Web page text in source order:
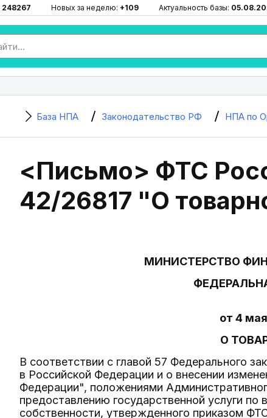
248267 Новых за неделю: +109 Актуальность базы:
База НПА Законодательство РФ НПА по
<Письмо> ФТС
42/26817 "О
МИНИСТЕРСТВО
от 4
О
В соответствии с главой 57 Федерального
в Российской Федерации и о внесении
Федерации", положениями
предоставлению государственной услуги
собственности, утвержденного приказом